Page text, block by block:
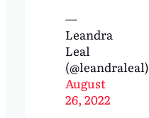
—
Leandra
Leal
(@leandraleal)
August
26, 2022